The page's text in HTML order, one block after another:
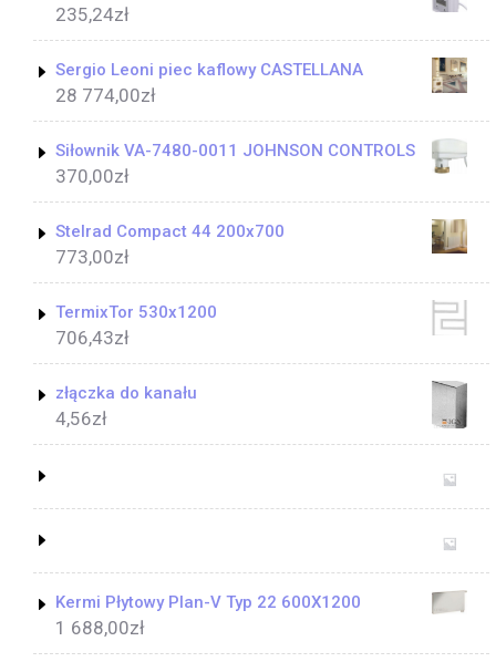
235,24zł
Sergio Leoni piec kaflowy CASTELLANA
28 774,00zł
Siłownik VA-7480-0011 JOHNSON CONTROLS
370,00zł
Stelrad Compact 44 200x700
773,00zł
TermixTor 530x1200
706,43zł
złączka do kanału
4,56zł
Kermi Płytowy Plan-V Typ 22 600X1200
1 688,00zł